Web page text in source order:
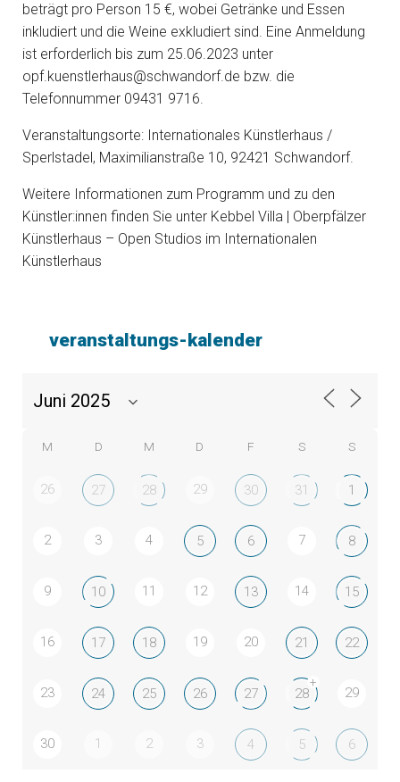
beträgt pro Person 15 €, wobei Getränke und Essen
inkludiert und die Weine exkludiert sind. Eine Anmeldung
ist erforderlich bis zum 25.06.2023 unter
opf.kuenstlerhaus@schwandorf.de bzw. die
Telefonnummer 09431 9716.
Veranstaltungsorte: Internationales Künstlerhaus /
Sperlstadel, Maximilianstraße 10, 92421 Schwandorf.
Weitere Informationen zum Programm und zu den
Künstler:innen finden Sie unter Kebbel Villa | Oberpfälzer
Künstlerhaus – Open Studios im Internationalen
Künstlerhaus
veranstaltungs-kalender
M D M D F S S
26 27 28 29 30 31 1
2 3 4 5 6 7 8
9 10 11 12 13 14 15
16 17 18 19 20 21 22
23 24 25 26 27 28
+
29
30 1 2 3 4 5 6